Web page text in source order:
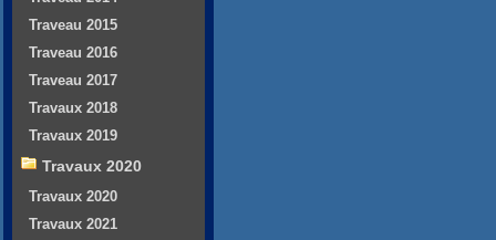
Traveau 2015
Traveau 2016
Traveau 2017
Travaux 2018
Travaux 2019
Travaux 2020
Travaux 2020
Travaux 2021